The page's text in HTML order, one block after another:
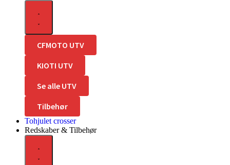
CFMOTO UTV
KIOTI UTV
Se alle UTV
Tilbehør
Tohjulet crosser
Redskaber & Tilbehør